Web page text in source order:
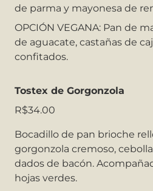
de parma y mayonesa de
OPCIÓN VEGANA: Pan de
de aguacate, castañas de
confitados.
Tostex de Gorgonzola
R$34.00
Bocadillo de pan brioche
gorgonzola cremoso,
dados de bacón.
hojas verdes.